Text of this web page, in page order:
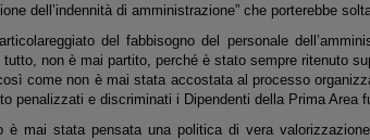
dell’indennità di amministrazione” che porterebbe
del fabbisogno del personale
non è mai partito, perché è stato sempre ritenuto
come non è mai stata accostata al processo
penalizzati e discriminati i Dipendenti della Prima Area
è mai stata pensata una politica di vera